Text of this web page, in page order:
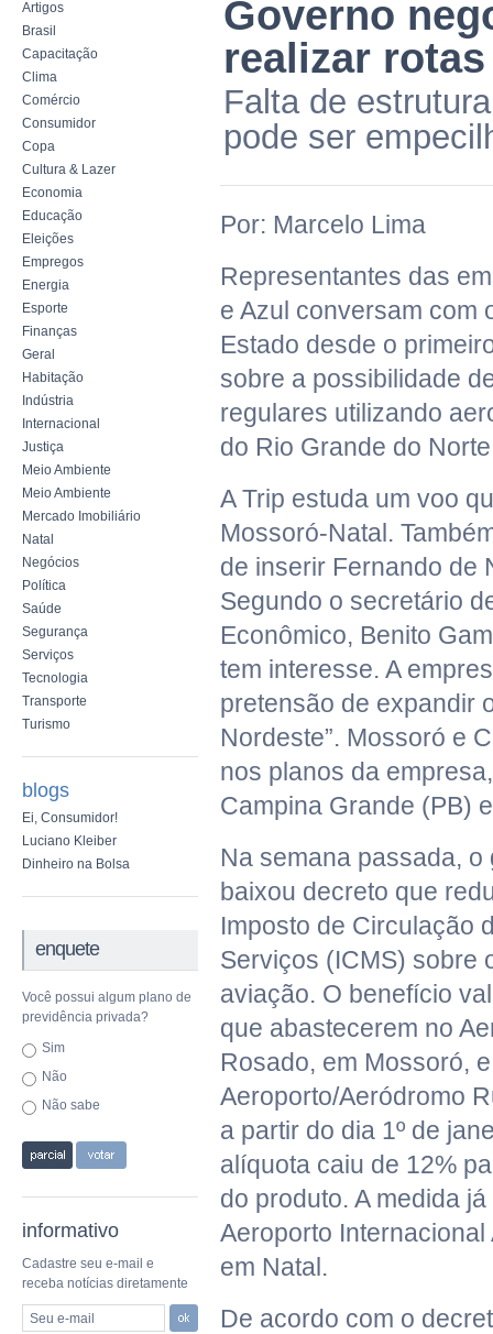
Artigos
Brasil
Capacitação
Clima
Comércio
Consumidor
Copa
Cultura & Lazer
Economia
Educação
Eleições
Empregos
Energia
Esporte
Finanças
Geral
Habitação
Indústria
Internacional
Justiça
Meio Ambiente
Meio Ambiente
Mercado Imobiliário
Natal
Negócios
Política
Saúde
Segurança
Serviços
Tecnologia
Transporte
Turismo
blogs
Ei, Consumidor!
Luciano Kleiber
Dinheiro na Bolsa
enquete
Você possui algum plano de
previdência privada?
Sim
Não
Não sabe
informativo
Cadastre seu e-mail e
receba notícias diretamente
Seu e-mail
Governo
realizar
Falta de
pode ser
Por: Marcelo Lima
Representantes das
e Azul conversam com
Estado desde o
sobre a possibilidade
regulares utilizando
do Rio Grande do
A Trip estuda um voo
Mossoró-Natal.
de inserir Fernando de
Segundo o secretário
Econômico, Benito
tem interesse. A
pretensão de expandir
Nordeste”. Mossoró e
nos planos da
Campina Grande (PB)
Na semana passada,
baixou decreto que
Imposto de Circulação
Serviços (ICMS) sobre
aviação. O benefício
que abastecerem no
Rosado, em Mossoró,
Aeroporto/Aeródromo
a partir do dia 1º de
alíquota caiu de 12%
do produto. A medida
Aeroporto
em Natal.
De acordo com o